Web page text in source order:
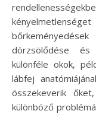
dörzsölődése és
különféle okok,
lábfej
összekeverik
különböző